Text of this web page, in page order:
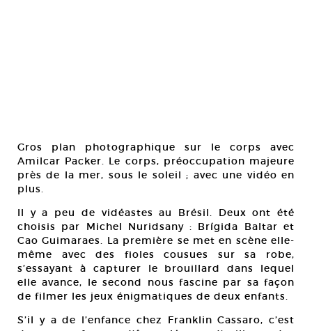
Gros plan photographique sur le corps avec
Amilcar Packer. Le corps, préoccupation majeure
près de la mer, sous le soleil ; avec une vidéo en
plus.
Il y a peu de vidéastes au Brésil. Deux ont été
choisis par Michel Nuridsany : Brígida Baltar et
Cao Guimaraes. La première se met en scène elle-
même avec des fioles cousues sur sa robe,
s’essayant à capturer le brouillard dans lequel
elle avance, le second nous fascine par sa façon
de filmer les jeux énigmatiques de deux enfants.
S’il y a de l’enfance chez Franklin Cassaro, c’est